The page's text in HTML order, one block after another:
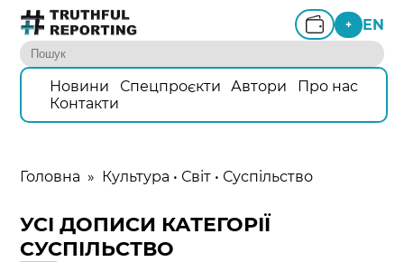
+ EN
Новини Спецпроєкти Автори
Про нас
Контакти
Головна » Культура • Світ • Суспільство
УСІ ДОПИСИ КАТЕГОРІЇ
СУСПІЛЬСТВО